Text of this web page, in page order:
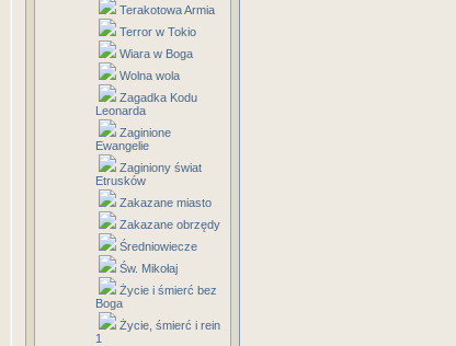
Terakotowa Armia
Terror w Tokio
Wiara w Boga
Wolna wola
Zagadka Kodu
Leonarda
Zaginione
Ewangelie
Zaginiony świat
Etrusków
Zakazane miasto
Zakazane obrzędy
Średniowiecze
Św. Mikołaj
Życie i śmierć bez
Boga
Życie, śmierć i rein
1